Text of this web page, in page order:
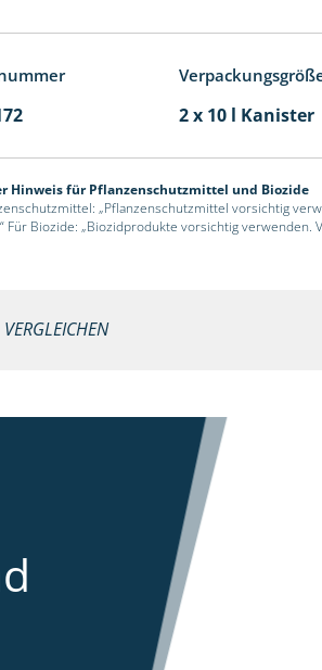
2 x 10 l Kanister
Hinweis für Pflanzenschutzmittel und Biozide
„Pflanzenschutzmittel vorsichtig
Für Biozide: „Biozidprodukte vorsichtig
VERGLEICHEN